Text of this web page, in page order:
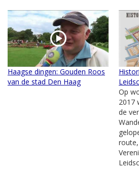
Haagse dingen: Gouden Roos
van de stad Den Haag
Op
2017
de